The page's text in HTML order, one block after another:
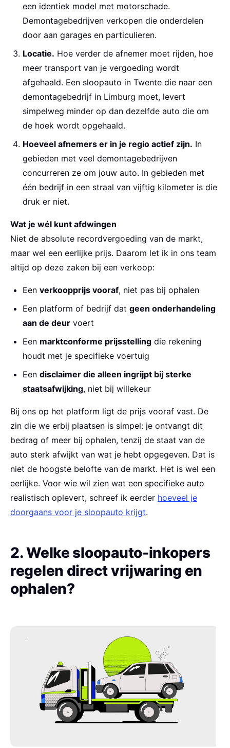
een identiek model met motorschade.
Demontagebedrijven verkopen die onderdelen
door aan garages en particulieren.
Locatie. Hoe verder de afnemer moet rijden, hoe
meer transport van je vergoeding wordt
afgehaald. Een sloopauto in Twente die naar een
demontagebedrijf in Limburg moet, levert
simpelweg minder op dan dezelfde auto die om
de hoek wordt opgehaald.
Hoeveel afnemers er in je regio actief zijn. In
gebieden met veel demontagebedrijven
concurreren ze om jouw auto. In gebieden met
één bedrijf in een straal van vijftig kilometer is die
druk er niet.
Wat je wél kunt afdwingen
Niet de absolute recordvergoeding van de markt,
maar wel een eerlijke prijs. Daarom let ik in ons team
altijd op deze zaken bij een verkoop:
Een verkoopprijs vooraf, niet pas bij ophalen
Een platform of bedrijf dat geen onderhandeling
aan de deur voert
Een marktconforme prijsstelling die rekening
houdt met je specifieke voertuig
Een disclaimer die alleen ingrijpt bij sterke
staatsafwijking, niet bij willekeur
Bij ons op het platform ligt de prijs vooraf vast. De
zin die we erbij plaatsen is simpel: je ontvangt dit
bedrag of meer bij ophalen, tenzij de staat van de
auto sterk afwijkt van wat je hebt opgegeven. Dat is
niet de hoogste belofte van de markt. Het is wel een
eerlijke. Voor wie wil zien wat een specifieke auto
realistisch oplevert, schreef ik eerder hoeveel je
doorgaans voor je sloopauto krijgt.
2. Welke sloopauto-inkopers
regelen direct vrijwaring en
ophalen?